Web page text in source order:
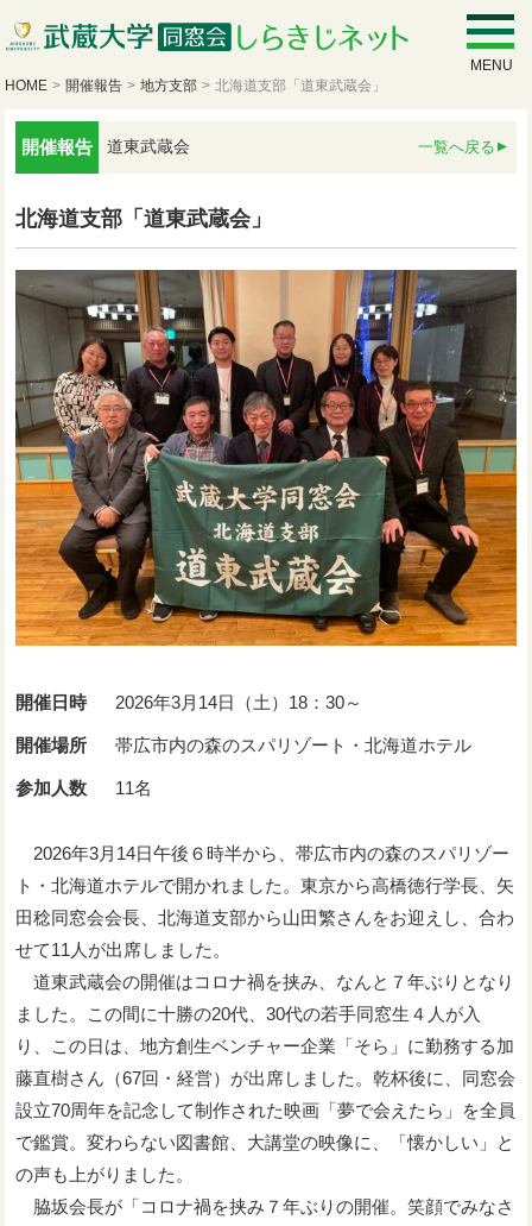
MENU
HOME > 開催報告 > 地方支部 > 北海道支部「道東武蔵会」
開催報告 道東武蔵会 一覧へ戻る
北海道支部「道東武蔵会」
開催日時 2026年3月14日（土）18：30～
開催場所 帯広市内の森のスパリゾート・北海道ホテル
参加人数 11名
2026年3月14日午後６時半から、帯広市内の森のスパリゾー
ト・北海道ホテルで開かれました。東京から高橋徳行学長、矢
田稔同窓会会長、北海道支部から山田繁さんをお迎えし、合わ
せて11人が出席しました。
道東武蔵会の開催はコロナ禍を挟み、なんと７年ぶりとなり
ました。この間に十勝の20代、30代の若手同窓生４人が入
り、この日は、地方創生ベンチャー企業「そら」に勤務する加
藤直樹さん（67回・経営）が出席しました。乾杯後に、同窓会
設立70周年を記念して制作された映画「夢で会えたら」を全員
で鑑賞。変わらない図書館、大講堂の映像に、「懐かしい」と
の声も上がりました。
脇坂会長が「コロナ禍を挟み７年ぶりの開催。笑顔でみなさ